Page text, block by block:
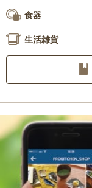
食器
生活雑貨